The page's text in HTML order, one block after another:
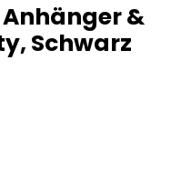
Anhänger &
Schwarz